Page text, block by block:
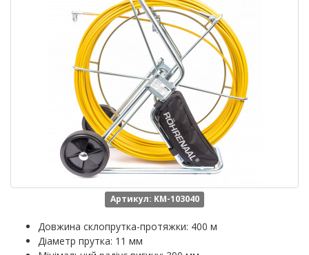
Артикул: KM-103040
Довжина склопрутка-протяжки: 400 м
Діаметр прутка: 11 мм